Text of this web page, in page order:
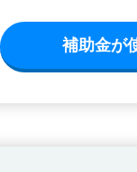
補助金が